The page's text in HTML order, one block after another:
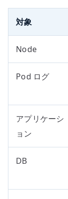
対象
Node
Pod ログ
アプリケーシ
ョン
DB